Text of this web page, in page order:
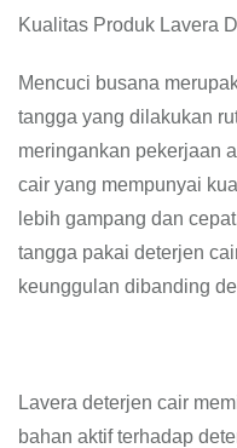
Kualitas Produk Lavera
Mencuci busana
tangga yang dilakukan
meringankan pekerjaan
cair yang mempunyai
lebih gampang dan
tangga pakai deterjen
keunggulan dibanding
Lavera deterjen cair
bahan aktif terhadap